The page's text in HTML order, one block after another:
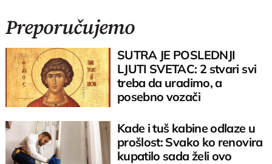
Preporučujemo
SUTRA JE POSLEDNJI
LJUTI SVETAC: 2 stvari svi
treba da uradimo, a
posebno vozači
Kade i tuš kabine odlaze u
prošlost: Svako ko renovira
kupatilo sada želi ovo